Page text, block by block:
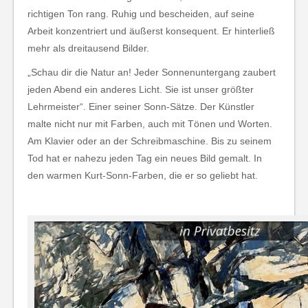
richtigen Ton rang. Ruhig und bescheiden, auf seine
Arbeit konzentriert und äußerst konsequent. Er hinterließ
mehr als dreitausend Bilder.
„Schau dir die Natur an! Jeder Sonnenuntergang zaubert
jeden Abend ein anderes Licht. Sie ist unser größter
Lehrmeister“. Einer seiner Sonn-Sätze. Der Künstler
malte nicht nur mit Farben, auch mit Tönen und Worten.
Am Klavier oder an der Schreibmaschine. Bis zu seinem
Tod hat er nahezu jeden Tag ein neues Bild gemalt. In
den warmen Kurt-Sonn-Farben, die er so geliebt hat.